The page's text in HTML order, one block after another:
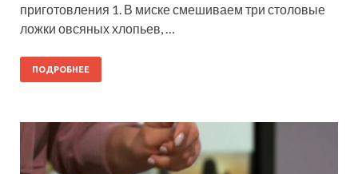
приготовления 1. В миске смешиваем три столовые
ложки овсяных хлопьев, …
ПОДРОБНЕЕ